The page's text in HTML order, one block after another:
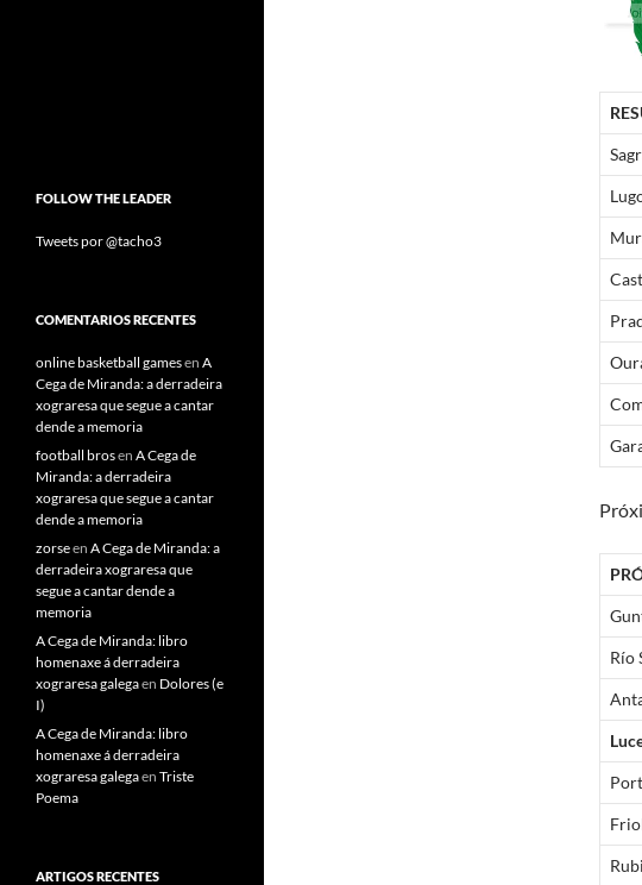
Río
FOLLOW THE LEADER
Tweets por @tacho3
COMENTARIOS RECENTES
online basketball gamesen A
Cega de Miranda: a derradeira
xograresa que segue a cantar
dende a memoria
football brosen A Cega de
Miranda: a derradeira
xograresa que segue a cantar
dende a memoria
zorseen A Cega de Miranda: a
derradeira xograresa que
segue a cantar dende a
memoria
A Cega de Miranda: libro
homenaxe á derradeira
xograresa galegaen Dolores (e
I)
A Cega de Miranda: libro
homenaxe á derradeira
xograresa galegaen Triste
Poema
ARTIGOS RECENTES